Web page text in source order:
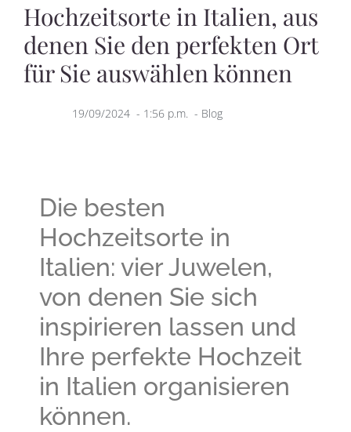
Hochzeitsorte in Italien, aus
denen Sie den perfekten Ort
für Sie auswählen können
19/09/2024 - 1:56 p.m. - Blog
Die besten
Hochzeitsorte in
Italien: vier Juwelen,
von denen Sie sich
inspirieren lassen und
Ihre perfekte Hochzeit
in Italien organisieren
können.